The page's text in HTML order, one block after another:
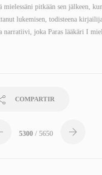
mielessäni pitkään sen jälkeen,
lukemisen, todisteena
narratiivi, joka Paras lääkäri I
COMPARTIR
5300 / 5650